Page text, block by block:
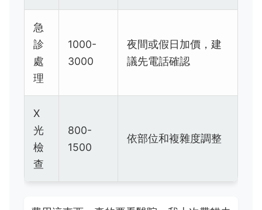
急
診
處
理
1000-
3000
夜間或假日加價，建
議先電話確認
X
光
檢
查
800-
1500
依部位和複雜度調整